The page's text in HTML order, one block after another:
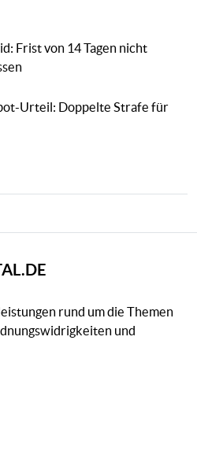
Frist von 14 Tagen nicht
Urteil: Doppelte Strafe für
rund um die Themen
und